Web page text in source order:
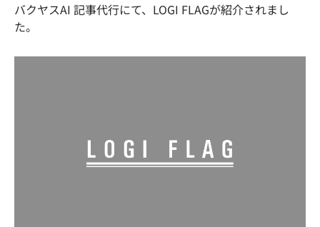
バクヤスAI 記事代行にて、LOGI FLAGが紹介されまし
た。